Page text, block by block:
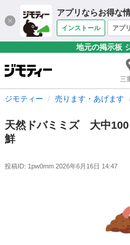
アプリならお得な
インストール アプ
地元の掲示板
三
ジモティー 売ります・あげます
天然ドバミミズ 大中
鮮
投稿ID: 1pw0mm 2026年6月16日 14:47